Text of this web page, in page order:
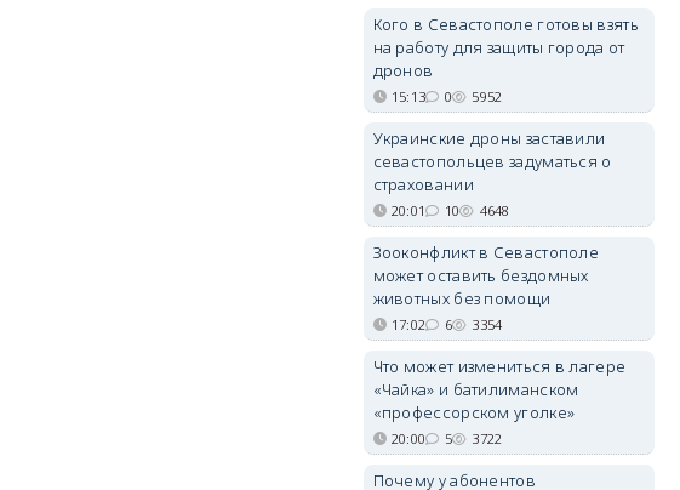
Кого в Севастополе готовы взять
на работу для защиты города от
дронов
15:13 0 5952
Украинские дроны заставили
севастопольцев задуматься о
страховании
20:01 10 4648
Зооконфликт в Севастополе
может оставить бездомных
животных без помощи
17:02 6 3354
Что может измениться в лагере
«Чайка» и батилиманском
«профессорском уголке»
20:00 5 3722
Почему у абонентов